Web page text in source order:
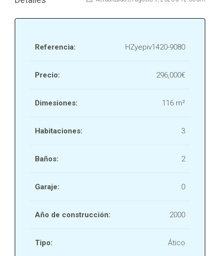
Referencia: HZyepiv1420-9080
Precio: 296,000€
Dimesiones: 116 m²
Habitaciones: 3
Baños: 2
Garaje: 0
Año de construcción: 2000
Tipo: Ático